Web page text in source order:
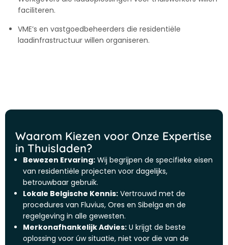
faciliteren.
VME’s en vastgoedbeheerders die residentiële
laadinfrastructuur willen organiseren.
Waarom Kiezen voor Onze Expertise
in Thuisladen?
Bewezen Ervaring: Wij begrijpen de specifieke eisen
van residentiële projecten voor dagelijks,
betrouwbaar gebruik.
Lokale Belgische Kennis: Vertrouwd met de
procedures van Fluvius, Ores en Sibelga en de
regelgeving in alle gewesten.
Merkonafhankelijk Advies: U krijgt de beste
oplossing voor úw situatie, niet voor die van de